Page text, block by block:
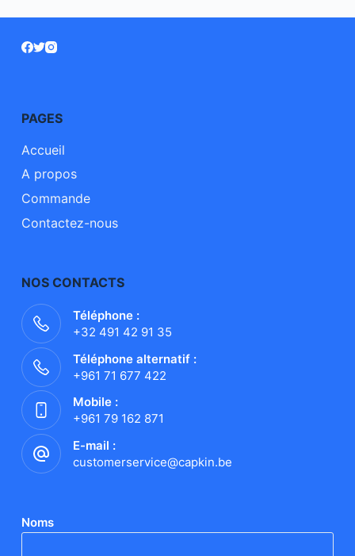
PAGES
Accueil
A propos
Commande
Contactez-nous
NOS CONTACTS
Téléphone :
+32 491 42 91 35
Téléphone alternatif :
+961 71 677 422
Mobile :
+961 79 162 871
E-mail :
customerservice@capkin.be
Noms